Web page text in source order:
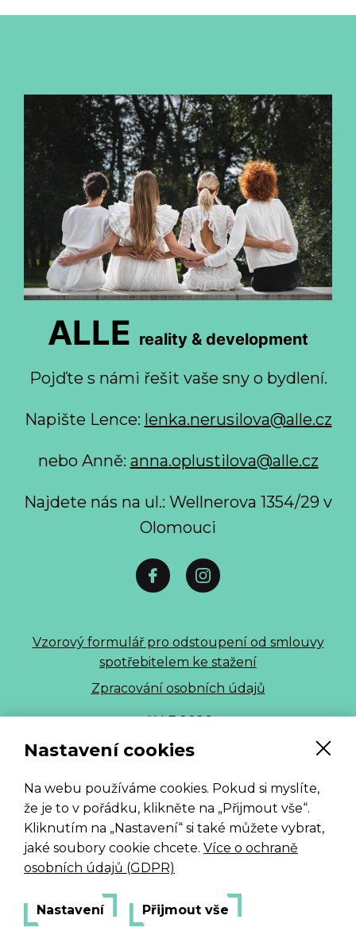
Nastavení cookies
Na webu používáme cookies. Pokud si myslíte,
že je to v pořádku, klikněte na „Přijmout vše“.
Kliknutím na „Nastavení“ si také můžete vybrat,
jaké soubory cookie chcete. Více o ochraně
osobních údajů (GDPR)
Nastavení Přijmout vše
ALLE reality & development
Pojďte s námi řešit vaše sny o bydlení.
Napište Lence: lenka.nerusilova@alle.cz
nebo Anně: anna.oplustilova@alle.cz
Najdete nás na ul.: Wellnerova 1354/29 v
Olomouci
Vzorový formulář pro odstoupení od smlouvy
spotřebitelem ke stažení
Zpracování osobních údajů
ALLE 2026